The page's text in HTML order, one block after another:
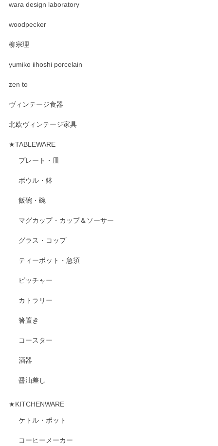
wara design laboratory
woodpecker
柳宗理
yumiko iihoshi porcelain
zen to
ヴィンテージ食器
北欧ヴィンテージ家具
★TABLEWARE
プレート・皿
ボウル・鉢
飯碗・碗
マグカップ・カップ＆ソーサー
グラス・コップ
ティーポット・急須
ピッチャー
カトラリー
箸置き
コースター
酒器
醤油差し
★KITCHENWARE
ケトル・ポット
コーヒーメーカー